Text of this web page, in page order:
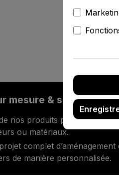
mesure & services
nos produits peut être
ou matériaux.
complet
de manière personnalisée.